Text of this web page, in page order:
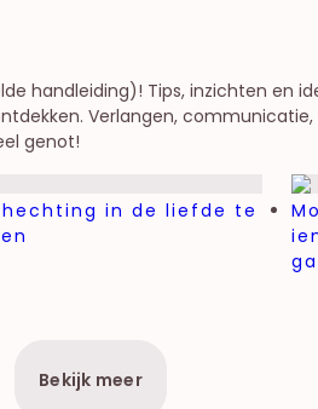
handleiding)! Tips, inzichten en
Verlangen,
genot!
in de liefde te
Bekijk meer